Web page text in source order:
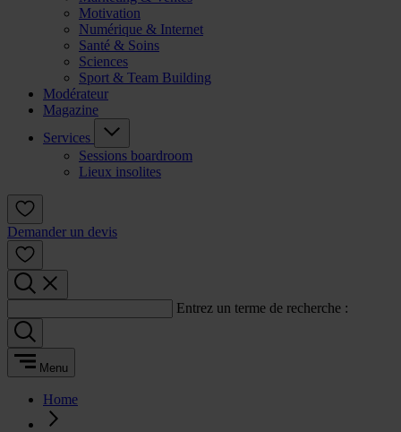
Motivation
Numérique & Internet
Santé & Soins
Sciences
Sport & Team Building
Modérateur
Magazine
Services
Sessions boardroom
Lieux insolites
Demander un devis
Entrez un terme de recherche :
Menu
Home